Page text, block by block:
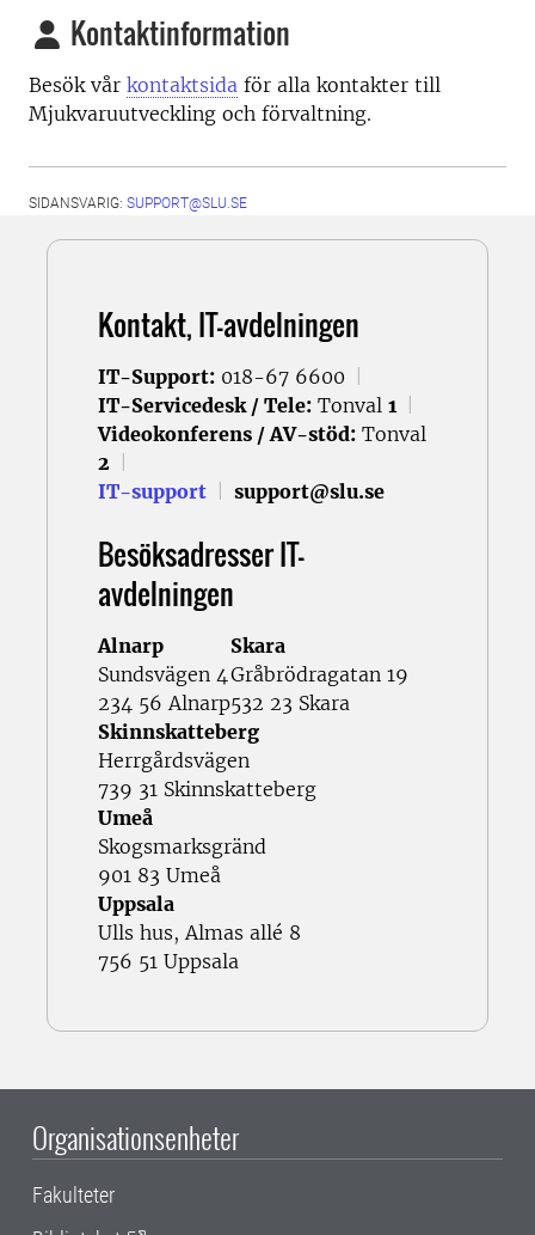
Kontaktinformation
Besök vår kontaktsida för alla kontakter till
Mjukvaruutveckling och förvaltning.
SIDANSVARIG: SUPPORT@SLU.SE
Kontakt, IT-avdelningen
IT-Support: 018-67 6600
IT-Servicedesk / Tele: Tonval 1
Videokonferens / AV-stöd: Tonval
2
IT-support
support@slu.se
Besöksadresser IT-
avdelningen
Alnarp
Sundsvägen 4
234 56 Alnarp
Skara
Gråbrödragatan 19
532 23 Skara
Skinnskatteberg
Herrgårdsvägen
739 31 Skinnskatteberg
Umeå
Skogsmarksgränd
901 83 Umeå
Uppsala
Ulls hus, Almas allé 8
756 51 Uppsala
Organisationsenheter
Fakulteter